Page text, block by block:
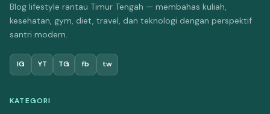
Blog lifestyle rantau Timur Tengah — membahas kuliah,
kesehatan, gym, diet, travel, dan teknologi dengan perspektif
santri modern.
IG YT TG fb tw
KATEGORI